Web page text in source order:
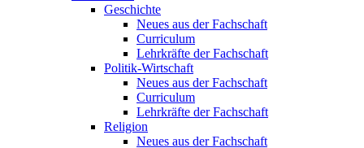
Geschichte
Neues aus der Fachschaft
Curriculum
Lehrkräfte der Fachschaft
Politik-Wirtschaft
Neues aus der Fachschaft
Curriculum
Lehrkräfte der Fachschaft
Religion
Neues aus der Fachschaft